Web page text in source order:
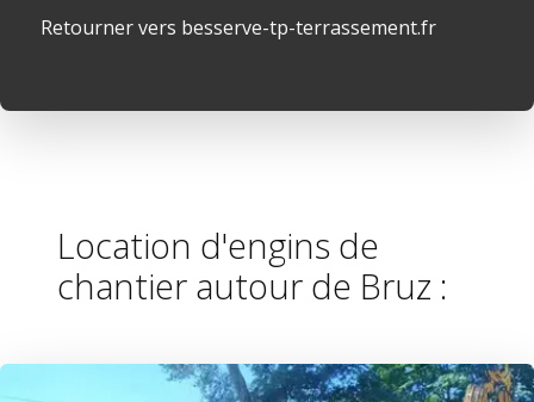
Retourner vers besserve-tp-terrassement.fr
Location d'engins de
chantier autour de Bruz :